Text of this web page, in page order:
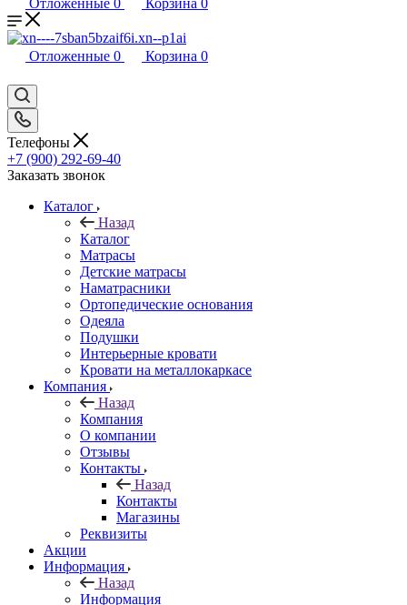
Отложенные 0 Корзина 0
Отложенные 0 Корзина 0
Телефоны
+7 (900) 292-69-40
Заказать звонок
Каталог
Назад
Каталог
Матрасы
Детские матрасы
Наматрасники
Ортопедические основания
Одеяла
Подушки
Интерьерные кровати
Кровати на металлокаркасе
Компания
Назад
Компания
О компании
Отзывы
Контакты
Назад
Контакты
Магазины
Реквизиты
Акции
Информация
Назад
Информация